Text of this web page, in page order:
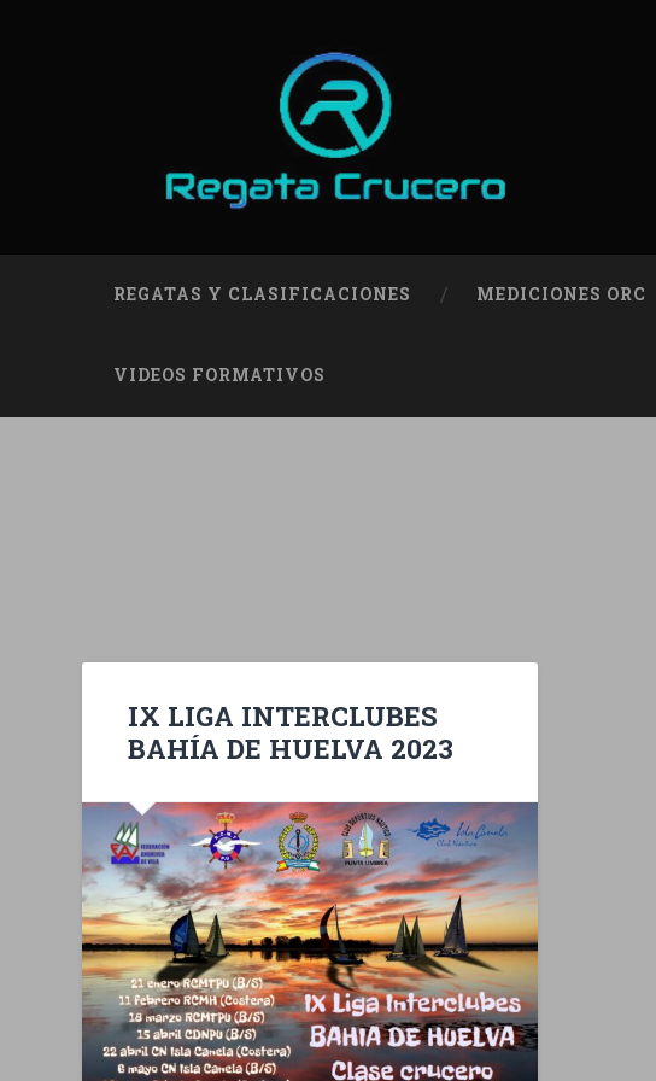
REGATAS Y CLASIFICACIONES MEDICIONES ORC
VIDEOS FORMATIVOS
IX LIGA INTERCLUBES
BAHÍA DE HUELVA 2023